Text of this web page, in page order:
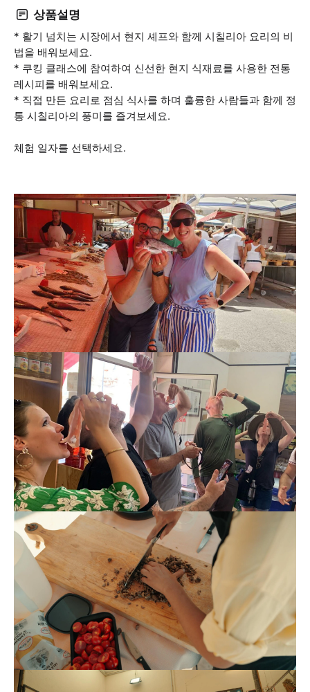
상품설명
* 활기 넘치는 시장에서 현지 셰프와 함께 시칠리아 요리의 비
법을 배워보세요.
* 쿠킹 클래스에 참여하여 신선한 현지 식재료를 사용한 전통
레시피를 배워보세요.
* 직접 만든 요리로 점심 식사를 하며 훌륭한 사람들과 함께 정
통 시칠리아의 풍미를 즐겨보세요.
체험 일자를 선택하세요.